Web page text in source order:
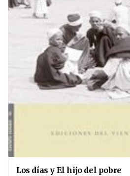
Los días y El hijo del pobre